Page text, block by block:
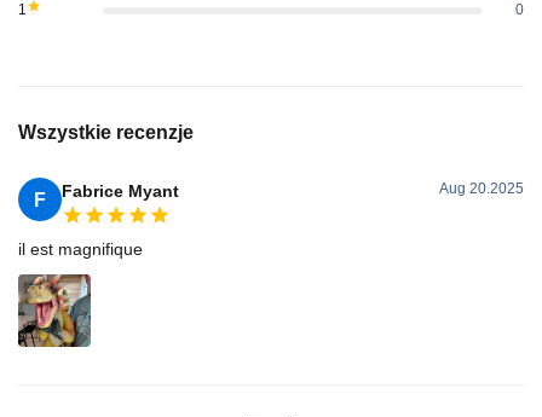
1
0
Wszystkie recenzje
F Fabrice Myant Aug 20.2025
il est magnifique